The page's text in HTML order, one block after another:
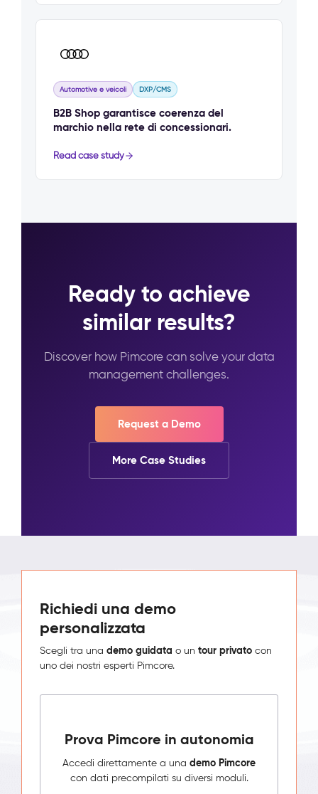
Automotive e veicoli DXP/CMS
B2B Shop garantisce coerenza del
marchio nella rete di concessionari.
Read case study
Ready to achieve
similar results?
Discover how Pimcore can solve your data
management challenges.
Request a Demo
More Case Studies
Richiedi una demo
personalizzata
Scegli tra una demo guidata o un tour privato con
uno dei nostri esperti Pimcore.
Prova Pimcore in autonomia
Accedi direttamente a una demo Pimcore
con dati precompilati su diversi moduli.